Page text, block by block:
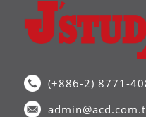
(+886-2) 8771-